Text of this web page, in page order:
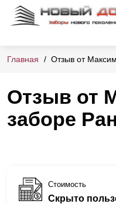
Главная Отзыв от
Отзыв от
заборе
Стоимость
Скрыто